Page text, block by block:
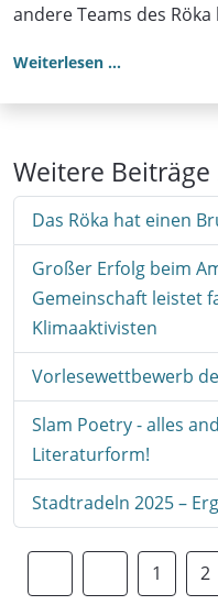
andere Teams des
Weiterlesen …
Weitere
Das Röka hat einen
Großer Erfolg beim
Gemeinschaft leistet
Klimaaktivisten
Vorlesewettbewerb
Slam Poetry - alles
Literaturform!
Stadtradeln 2025 –
1 2